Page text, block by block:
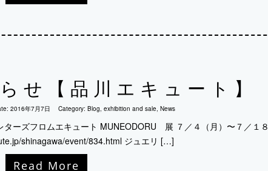
せ【品川エキュート】
2016年7月7日 Category: Blog, exhibition and sale, News
ーズフロムエキュート MUNEODORU 展 ７／４（月）〜７／１８
shinagawa/event/834.html ジュエリ […]
Read More